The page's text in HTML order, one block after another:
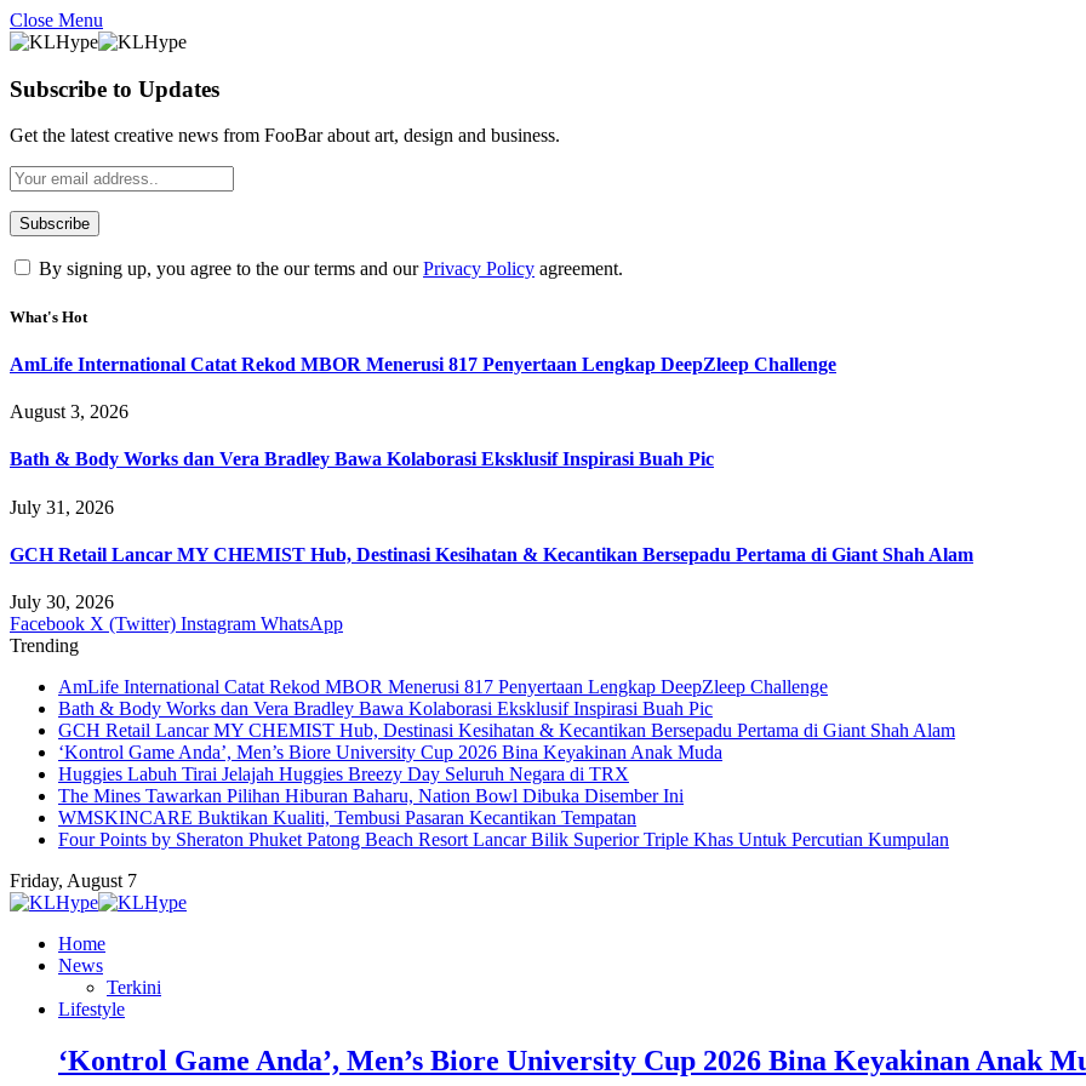
Close Menu
Subscribe to Updates
Get the latest creative news from FooBar about art, design and business.
By signing up, you agree to the our terms and ourPrivacy Policy agreement.
What's Hot
AmLife International Catat Rekod MBOR Menerusi 817 Penyertaan Lengkap DeepZleep Challenge
August 3, 2026
Bath & Body Works dan Vera Bradley Bawa Kolaborasi Eksklusif Inspirasi Buah Pic
July 31, 2026
GCH Retail Lancar MY CHEMIST Hub, Destinasi Kesihatan & Kecantikan Bersepadu Pertama di Giant Shah Alam
July 30, 2026
Facebook X (Twitter) Instagram WhatsApp
Trending
AmLife International Catat Rekod MBOR Menerusi 817 Penyertaan Lengkap DeepZleep Challenge
Bath & Body Works dan Vera Bradley Bawa Kolaborasi Eksklusif Inspirasi Buah Pic
GCH Retail Lancar MY CHEMIST Hub, Destinasi Kesihatan & Kecantikan Bersepadu Pertama di Giant Shah Alam
‘Kontrol Game Anda’, Men’s Biore University Cup 2026 Bina Keyakinan Anak Muda
Huggies Labuh Tirai Jelajah Huggies Breezy Day Seluruh Negara di TRX
The Mines Tawarkan Pilihan Hiburan Baharu, Nation Bowl Dibuka Disember Ini
WMSKINCARE Buktikan Kualiti, Tembusi Pasaran Kecantikan Tempatan
Four Points by Sheraton Phuket Patong Beach Resort Lancar Bilik Superior Triple Khas Untuk Percutian Kumpulan
Friday, August 7
Home
News
Terkini
Lifestyle
‘Kontrol Game Anda’, Men’s Biore University Cup 2026 Bina Keyakinan Anak